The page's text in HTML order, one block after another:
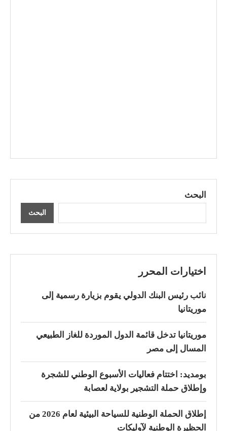
البحث
البحث
اختيارات المحرر
نائب رئيس البنك الدولي يقوم بزيارة رسمية إلى
موريتانيا
موريتانيا تدخل قائمة الدول الموردة للغاز الطبيعي
المسال إلى مصر
بومديد: اختتام فعاليات الأسبوع الوطني للشجرة
وإطلاق حملة التشجير بولاية لعصابة
إطلاق الحملة الوطنية للسياحة البيئية لعام 2026 من
الحظيرة الوطنية لآوليكات